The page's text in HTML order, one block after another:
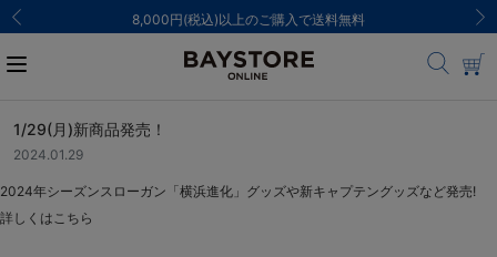
8,000円(税込)以上のご購入で送料無料
1/29(月)新商品発売！
2024.01.29
2024年シーズンスローガン「横浜進化」グッズや新キャプテングッズなど発売!
詳しくはこちら